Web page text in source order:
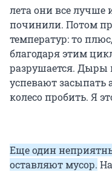
лета они все лучше
починили. Потом
температур: то
благодаря этим
разрушается. Дыры
успевают засыпать
колесо пробить. Я
Еще один
оставляют мусор.